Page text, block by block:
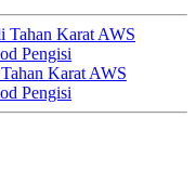
Tahan Karat AWS
Pengisi
Karat AWS
Pengisi